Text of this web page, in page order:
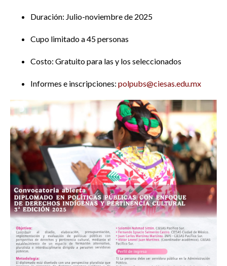
Duración: Julio-noviembre de 2025
Cupo limitado a 45 personas
Costo: Gratuito para las y los seleccionados
Informes e inscripciones: polpubs@ciesas.edu.mx